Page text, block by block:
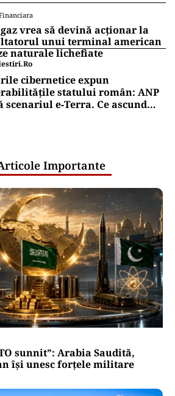
vrea să devină acționar la
unui terminal american
naturale lichefiate
cibernetice expun
statului român: ANP
scenariul e‑Terra. Ce ascund
Importante
sunnit”: Arabia Saudită,
își unesc forțele militare